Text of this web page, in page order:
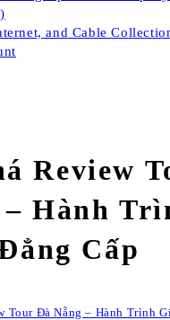
and Cable
Review
Hành
Cấp
Tour Đà Nẵng – Hành Trình